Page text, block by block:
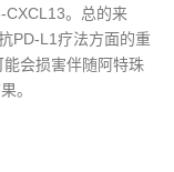
CXCL13。总的来
PD-L1疗法方面的重
会损害伴随阿特珠
。